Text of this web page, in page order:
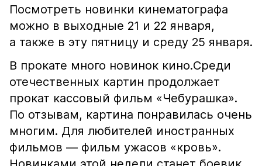
Посмотреть новинки кинематографа
можно в выходные 21 и 22 января,
а также в эту пятницу и среду 25 января.
В прокате много новинок кино.Среди
отечественных картин продолжает
прокат кассовый фильм «Чебурашка».
По отзывам, картина понравилась очень
многим. Для любителей иностранных
фильмов — фильм ужасов «кровь».